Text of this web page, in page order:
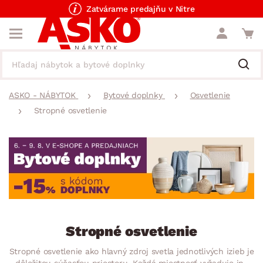
Zatvárame predajňu v Nitre
ASKO - NÁBYTOK Bytové doplnky
Osvetlenie
Stropné osvetlenie
Stropné osvetlenie
Stropné osvetlenie ako hlavný zdroj svetla jednotlivých izieb je